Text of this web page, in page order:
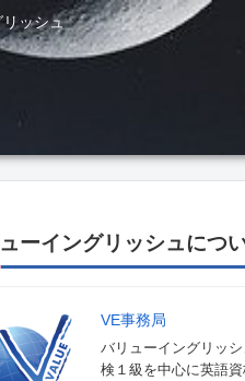
ッシュ
ーイングリッシュにつ
VE事務局
バリューイングリッ
検１級を中心に英語